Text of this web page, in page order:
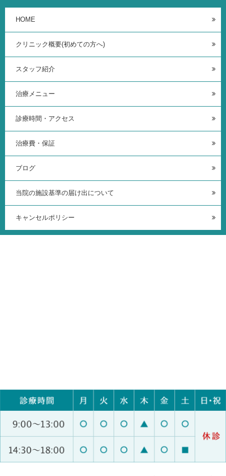
HOME
クリニック概要(初めての方へ)
スタッフ紹介
治療メニュー
診療時間・アクセス
治療費・保証
ブログ
当院の施設基準の届け出について
キャンセルポリシー